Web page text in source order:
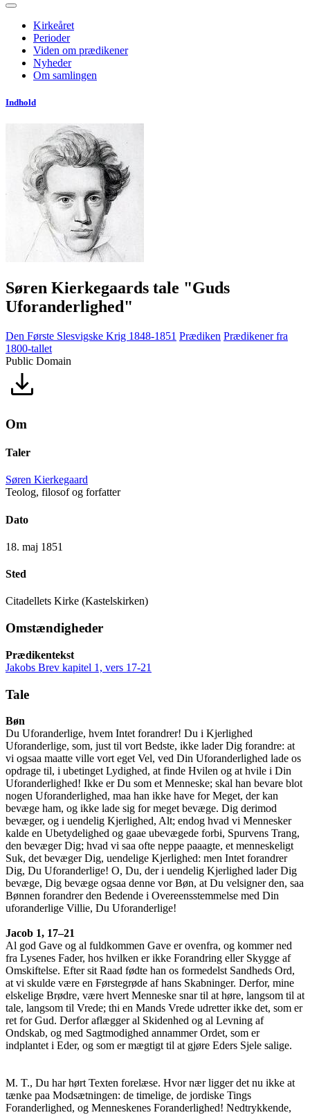
Kirkeåret
Perioder
Viden om prædikener
Nyheder
Om samlingen
Indhold
Søren Kierkegaards tale "Guds
Uforanderlighed"
Den Første Slesvigske Krig 1848-1851 Prædiken Prædikener fra
1800-tallet
Public Domain
Om
Taler
Søren Kierkegaard
Teolog, filosof og forfatter
Dato
18. maj 1851
Sted
Citadellets Kirke (Kastelskirken)
Omstændigheder
Prædikentekst
Jakobs Brev kapitel 1, vers 17-21
Tale
Bøn
Du Uforanderlige, hvem Intet forandrer! Du i Kjerlighed
Uforanderlige, som, just til vort Bedste, ikke lader Dig forandre: at
vi ogsaa maatte ville vort eget Vel, ved Din Uforanderlighed lade os
opdrage til, i ubetinget Lydighed, at finde Hvilen og at hvile i Din
Uforanderlighed! Ikke er Du som et Menneske; skal han bevare blot
nogen Uforanderlighed, maa han ikke have for Meget, der kan
bevæge ham, og ikke lade sig for meget bevæge. Dig derimod
bevæger, og i uendelig Kjerlighed, Alt; endog hvad vi Mennesker
kalde en Ubetydelighed og gaae ubevægede forbi, Spurvens Trang,
den bevæger Dig; hvad vi saa ofte neppe paaagte, et menneskeligt
Suk, det bevæger Dig, uendelige Kjerlighed: men Intet forandrer
Dig, Du Uforanderlige! O, Du, der i uendelig Kjerlighed lader Dig
bevæge, Dig bevæge ogsaa denne vor Bøn, at Du velsigner den, saa
Bønnen forandrer den Bedende i Overeensstemmelse med Din
uforanderlige Villie, Du Uforanderlige!
Jacob 1, 17–21
Al god Gave og al fuldkommen Gave er ovenfra, og kommer ned
fra Lysenes Fader, hos hvilken er ikke Forandring eller Skygge af
Omskiftelse. Efter sit Raad fødte han os formedelst Sandheds Ord,
at vi skulde være en Førstegrøde af hans Skabninger. Derfor, mine
elskelige Brødre, være hvert Menneske snar til at høre, langsom til at
tale, langsom til Vrede; thi en Mands Vrede udretter ikke det, som er
ret for Gud. Derfor aflægger al Skidenhed og al Levning af
Ondskab, og med Sagtmodighed annammer Ordet, som er
indplantet i Eder, og som er mægtigt til at gjøre Eders Sjele salige.
M. T., Du har hørt Texten forelæse. Hvor nær ligger det nu ikke at
tænke paa Modsætningen: de timelige, de jordiske Tings
Foranderlighed, og Menneskenes Foranderlighed! Nedtrykkende,